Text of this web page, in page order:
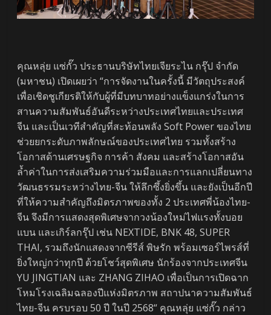
คุณหลุ่ย แซ่กั๊ว ประธานบริษัทไทยเจียระไน กรุ๊ป จำกัด
(มหาชน) เปิดเผยว่า “การจัดงานในครั้งนี้ มีวัตถุประสงค์
เพื่อเชิดชูเกียรติให้กับผู้ที่มีบทบาทอย่างแข็งแกร่งในการ
สานความสัมพันธ์อันดีระหว่างประเทศไทยและประเทศ
จีน และเป็นเวทีสำคัญที่สะท้อนพลัง Soft Power ของไทย
ช่วยยกระดับภาพลักษณ์ของประเทศไทย รวมทั้งสร้าง
โอกาสด้านเศรษฐกิจ การค้า สังคม และสร้างโอกาสอัน
ล้ำค่าในการส่งเสริมความร่วมมือและการแลกเปลี่ยนทาง
วัฒนธรรมระหว่างไทย-จีน ให้ลึกซึ้งยิ่งขึ้น และยังเป็นอีกปี
ที่ให้ความสำคัญถึงมิตรภาพของทั้ง 2 ประเทศพี่น้องไทย-
จีน จึงมีการแสดงสุดพิเศษจากวงน้องใหม่ไฟแรงทั้งบอย
แบน และเกิร์ลกรุ๊ป เช่น NEXTIDE, BNK 48, SUPER
THAI, รวมถึงนักแสดงจากซีรีส์ พิษรัก พร้อมเซอร์ไพรส์ที่
ยิ่งใหญ่กว่าทุกปี ด้วยโชว์สุดพิเศษ นักร้องจากประเทศจีน
YU JINGTIAN และ ZHANG ZIHAO เพื่อเป็นการเปิดฉาก
โหมโรงเฉลิมฉลองปีแห่งมิตรภาพ สถาปนาความสัมพันธ์
ไทย-จีน ครบรอบ 50 ปี ในปี 2568“ คุณหลุ่ย แซ่กั๊ว กล่าว